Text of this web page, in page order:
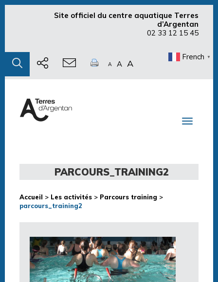
Site officiel du centre aquatique Terres
d’Argentan
02 33 12 15 45
A A A
French ▼
Toggle
PARCOURS_TRAINING2
Accueil > Les activités > Parcours training >
parcours_training2